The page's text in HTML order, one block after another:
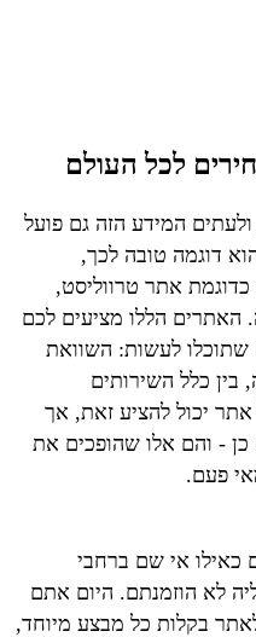
לכל העולם
המידע הזה גם פועל
דוגמה טובה לכך,
אתר טרווליסט,
האתרים הללו מציעים לכם
לעשות: השוואת
בין כלל השירותים
אתר יכול להציע זאת, אך
כן - והם אלו שהופכים את
פעם.
כאילו אי שם ברחבי
לא הוזמנתם. היום אתם
בקלות כל מבצע מיוחד,